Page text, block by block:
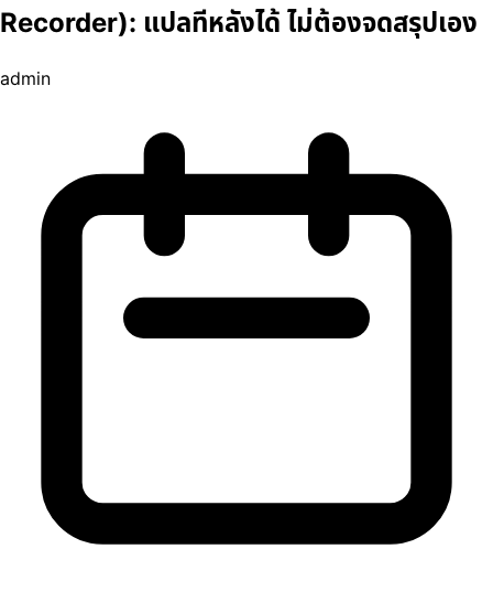
Recorder): แปลทีหลังได้ ไม่ต้องจดสรุปเอง
admin